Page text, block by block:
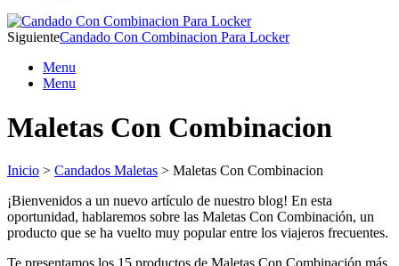
SiguienteCandado Con Combinacion Para Locker
Menu
Menu
Maletas Con Combinacion
Inicio > Candados Maletas > Maletas Con Combinacion
¡Bienvenidos a un nuevo artículo de nuestro blog! En esta
oportunidad, hablaremos sobre las Maletas Con Combinación, un
producto que se ha vuelto muy popular entre los viajeros frecuentes.
Te presentamos los 15 productos de Maletas Con Combinación más